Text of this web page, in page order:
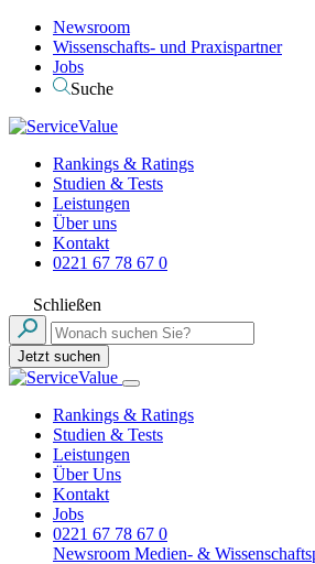
Newsroom
Wissenschafts- und Praxispartner
Jobs
Suche
Rankings & Ratings
Studien & Tests
Leistungen
Über uns
Kontakt
0221 67 78 67 0
Schließen
Jetzt suchen
Rankings & Ratings
Studien & Tests
Leistungen
Über Uns
Kontakt
Jobs
0221 67 78 67 0
Newsroom Medien- &